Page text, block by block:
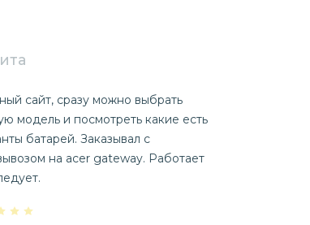
сайт, сразу можно выбрать
модель и посмотреть какие есть
батарей. Заказывал с
на acer gateway. Работает